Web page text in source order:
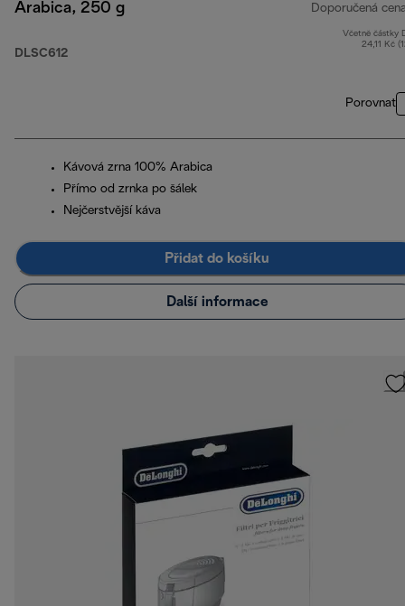
Arabica, 250 g
DLSC612
Doporučená
Včetně částky
24,11 Kč
Porovnat
Kávová zrna 100% Arabica
Přímo od zrnka po šálek
Nejčerstvější káva
Přidat do košíku
Další informace